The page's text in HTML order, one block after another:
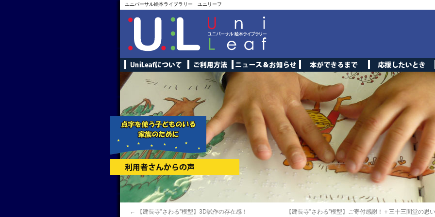
ユニバーサル絵本ライブラリー ユニリーフ
← 【建長寺”さわる”模型】3D試作の存在感！ 【建長寺”さわる”模型】ご寄付感謝！＋三十三間堂の思い